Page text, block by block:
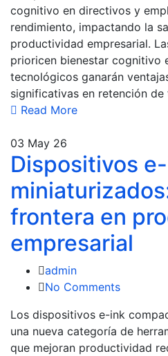
cognitivo en directivos y
rendimiento, impactando la
productividad empresarial.
prioricen bienestar cognitivo
tecnológicos ganarán
significativas en retención
Read More
03 May 26
Dispositivos
frontera en
empresarial
admin
No Comments
Los dispositivos e-ink
una nueva categoría de
que mejoran productividad